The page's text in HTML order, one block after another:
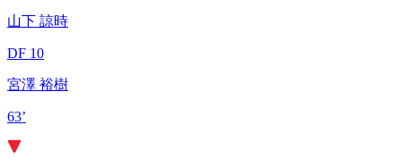
山下 諒時
DF 10
宮澤 裕樹
63’